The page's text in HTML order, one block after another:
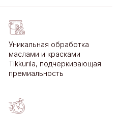
Уникальная обработка
маслами и красками
Tikkurila, подчеркивающая
премиальность